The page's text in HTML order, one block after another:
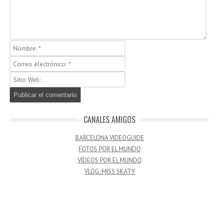
CANALES AMIGOS
BARCELONA VIDEOGUIDE
FOTOS POR EL MUNDO
VÍDEOS POR EL MUNDO
VLOG: MISS SKATY